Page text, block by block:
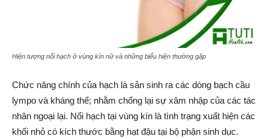
Hiện tượng nổi hạch ở vùng kín nữ và những biểu hiện thường gặp
Chức năng chính của hạch là sản sinh ra các dòng bạch cầu
lympo và kháng thể; nhằm chống lại sự xâm nhập của các tác
nhân ngoại lại. Nổi hạch tại vùng kín là tình trạng xuất hiện các
khối nhỏ có kích thước bằng hạt đậu tại bộ phận sinh dục.